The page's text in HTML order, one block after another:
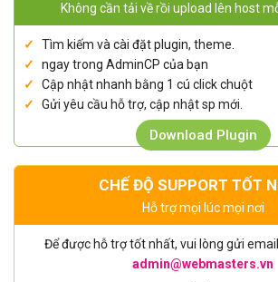
Không cần tải về rồi upload lên host
Tìm kiếm và cài đặt plugin, theme.
ngay trong AdminCP của bạn
Cập nhật nhanh bằng 1 cú click chuột
Gửi yêu cầu hỗ trợ, cập nhật sp mới.
Download Plugin
CHẾ ĐỘ SUPPORT TỐT
Hỗ trợ mọi lúc mọi nơi
Để được hỗ trợ tốt nhất, vui lòng gửi
admin@webmasters.vn